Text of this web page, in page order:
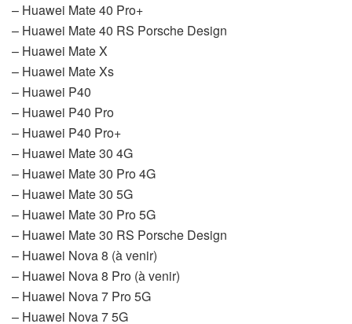
– Huawei Mate 40 Pro+
– Huawei Mate 40 RS Porsche Design
– Huawei Mate X
– Huawei Mate Xs
– Huawei P40
– Huawei P40 Pro
– Huawei P40 Pro+
– Huawei Mate 30 4G
– Huawei Mate 30 Pro 4G
– Huawei Mate 30 5G
– Huawei Mate 30 Pro 5G
– Huawei Mate 30 RS Porsche Design
– Huawei Nova 8 (à venir)
– Huawei Nova 8 Pro (à venir)
– Huawei Nova 7 Pro 5G
– Huawei Nova 7 5G